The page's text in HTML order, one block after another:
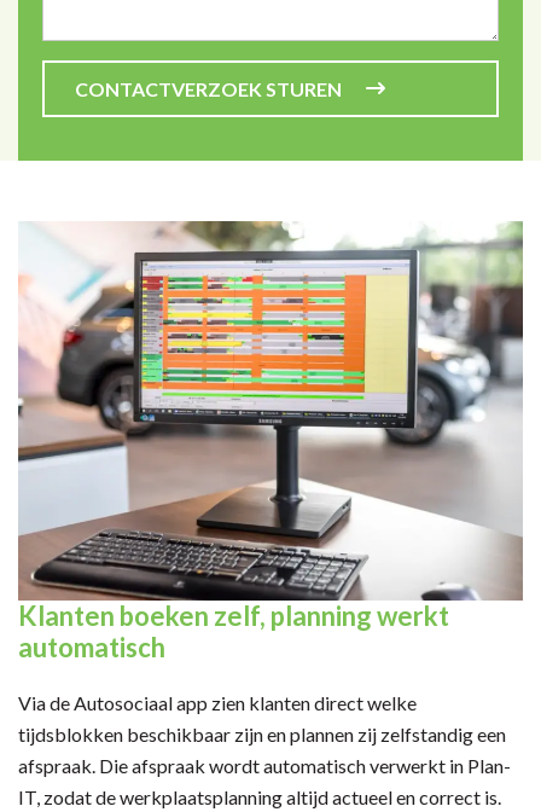
CONTACTVERZOEK STUREN
Klanten boeken zelf, planning werkt
automatisch
Via de Autosociaal app zien klanten direct welke
tijdsblokken beschikbaar zijn en plannen zij zelfstandig een
afspraak. Die afspraak wordt automatisch verwerkt in Plan-
IT, zodat de werkplaatsplanning altijd actueel en correct is.